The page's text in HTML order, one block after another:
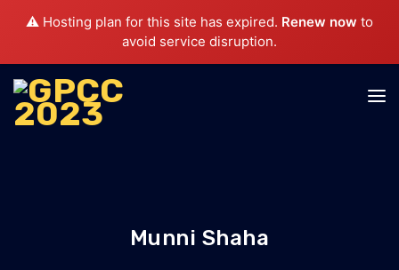
⚠️ Hosting plan for this site has expired. Renew now to
avoid service disruption.
Munni Shaha